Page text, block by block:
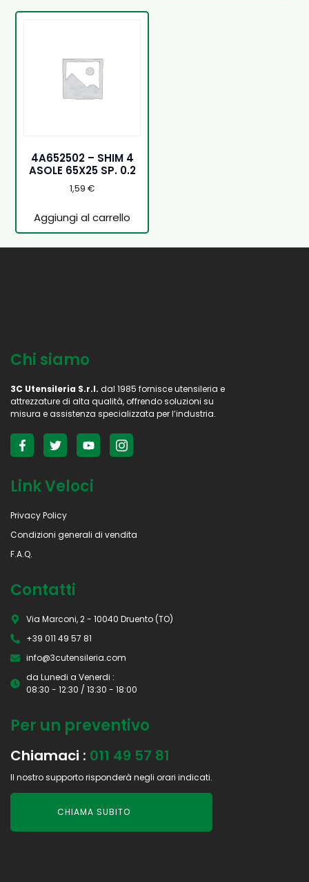
4A652502 – SHIM 4
ASOLE 65X25 SP. 0.2
1,59€
Aggiungi al carrello
Chi siamo
3C Utensileria S.r.l. dal 1985 fornisce utensileria e
attrezzature di alta qualità, offrendo soluzioni su
misura e assistenza specializzata per l’industria.
Link Veloci
Privacy Policy
Condizioni generali di vendita
F.A.Q.
Contatti
Via Marconi, 2 - 10040 Druento (TO)
+39 011 49 57 81
info@3cutensileria.com
da Lunedi a Venerdi :
08:30 - 12:30 / 13:30 - 18:00
Per un preventivo
Chiamaci : 011 49 57 81
Il nostro supporto risponderà negli orari indicati.
CHIAMA SUBITO